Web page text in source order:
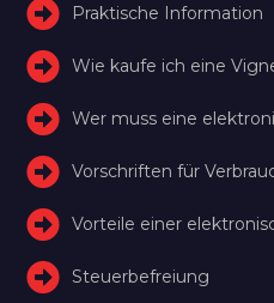
Praktische Information
Wie kaufe ich eine
Wer muss eine
Vorschriften für
Vorteile einer
Steuerbefreiung